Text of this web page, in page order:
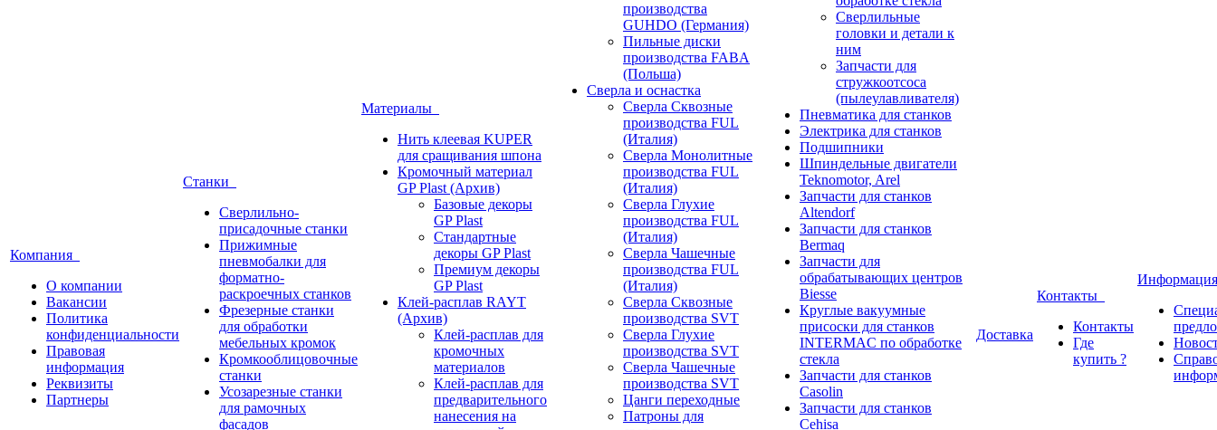
Компания
О компании
Вакансии
Политика
конфиденциальности
Правовая
информация
Реквизиты
Партнеры
Станки
Сверлильно-
присадочные станки
Прижимные
пневмобалки для
форматно-
раскроечных станков
Фрезерные станки
для обработки
мебельных кромок
Кромкооблицовочные
станки
Усозарезные станки
для рамочных
фасадов
Материалы
Нить клеевая KUPER
для сращивания шпона
Кромочный материал
GP Plast (Архив)
Базовые декоры
GP Plast
Стандартные
декоры GP Plast
Премиум декоры
GP Plast
Клей-расплав RAYT
(Архив)
Клей-расплав для
кромочных
материалов
Клей-расплав для
предварительного
нанесения на
производства
GUHDO (Германия)
Пильные диски
производства FABA
(Польша)
Сверла и оснастка
Сверла Сквозные
производства FUL
(Италия)
Сверла Монолитные
производства FUL
(Италия)
Сверла Глухие
производства FUL
(Италия)
Сверла Чашечные
производства FUL
(Италия)
Сверла Сквозные
производства SVT
Сверла Глухие
производства SVT
Сверла Чашечные
производства SVT
Цанги переходные
Патроны для
Сверлильные
головки и детали к
ним
Запчасти для
стружкоотсоса
(пылеулавливателя)
Пневматика для станков
Электрика для станков
Подшипники
Шпиндельные двигатели
Teknomotor, Arel
Запчасти для станков
Altendorf
Запчасти для станков
Bermaq
Запчасти для
обрабатывающих центров
Biesse
Круглые вакуумные
присоски для станков
INTERMAC по обработке
стекла
Запчасти для станков
Casolin
Запчасти для станков
Cehisa
Доставка
Контакты
Контакты
Где
купить ?